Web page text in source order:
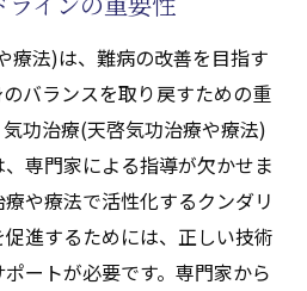
療法)は、難病の改善を目指す
バランスを取り戻すための重
功治療(天啓気功治療や療法)
専門家による指導が欠かせま
や療法で活性化するクンダリ
進するためには、正しい技術
ートが必要です。専門家から